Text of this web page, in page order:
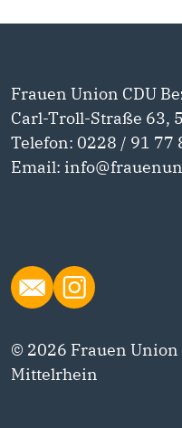
Frauen Union CDU
Carl-Troll-Straße 63,
Telefon: 0228 / 91 77
Email:
© 2026 Frauen
Mittelrhein